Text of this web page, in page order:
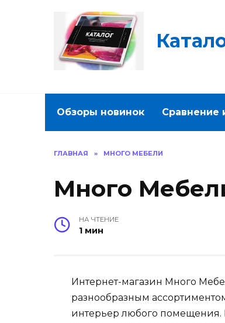
Обзоры новинок Сравнение
ГЛАВНАЯ » МНОГО МЕБЕЛИ
Много
НА ЧТЕНИЕ
1 мин
Интернет-магазин Много
разнообразным
интерьер любого помещения.